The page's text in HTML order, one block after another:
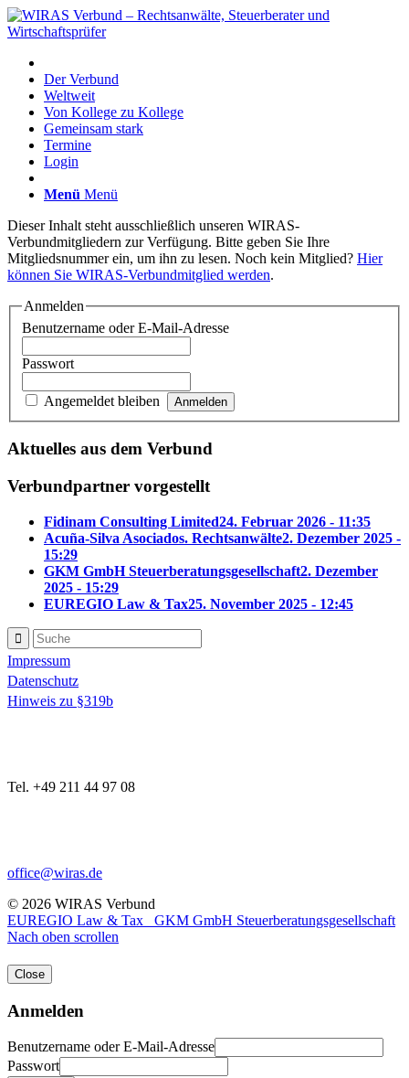
Der Verbund
Weltweit
Von Kollege zu Kollege
Gemeinsam stark
Termine
Login
Menü Menü
Dieser Inhalt steht ausschließlich unseren WIRAS-
Verbundmitgliedern zur Verfügung. Bitte geben Sie Ihre
Mitgliedsnummer ein, um ihn zu lesen. Noch kein Mitglied? Hier
können Sie WIRAS-Verbundmitglied werden.
Anmelden
Benutzername oder E-Mail-Adresse
Passwort
Angemeldet bleiben
Aktuelles aus dem Verbund
Verbundpartner vorgestellt
Fidinam Consulting Limited24. Februar 2026 - 11:35
Acuña-Silva Asociados. Rechtsanwälte2. Dezember 2025 -
15:29
GKM GmbH Steuerberatungsgesellschaft2. Dezember
2025 - 15:29
EUREGIO Law & Tax25. November 2025 - 12:45
Impressum
Datenschutz
Hinweis zu §319b
Tel. +49 211 44 97 08
office@wiras.de
© 2026 WIRAS Verbund
EUREGIO Law & Tax
GKM GmbH Steuerberatungsgesellschaft
Nach oben scrollen
Close
Anmelden
Benutzername oder E-Mail-Adresse
Passwort